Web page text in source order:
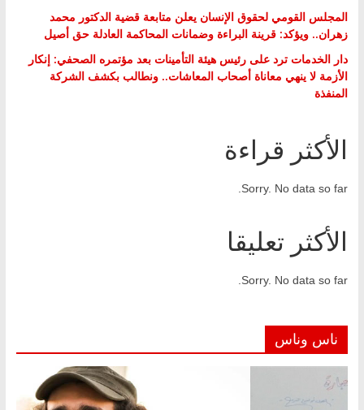
المجلس القومي لحقوق الإنسان يعلن متابعة قضية الدكتور محمد
زهران.. ويؤكد: قرينة البراءة وضمانات المحاكمة العادلة حق أصيل
دار الخدمات ترد على رئيس هيئة التأمينات بعد مؤتمره الصحفي: إنكار
الأزمة لا ينهي معاناة أصحاب المعاشات.. ونطالب بكشف الشركة
المنفذة
الأكثر قراءة
Sorry. No data so far.
الأكثر تعليقا
Sorry. No data so far.
ناس وناس